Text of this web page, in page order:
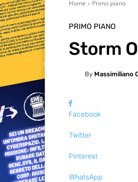
Home Primo piano
PRIMO PIANO
Storm
By Massimiliano
Facebook
Twitter
Pinterest
WhatsApp